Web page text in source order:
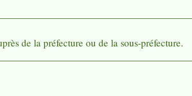
de la préfecture ou de la sous-préfecture.